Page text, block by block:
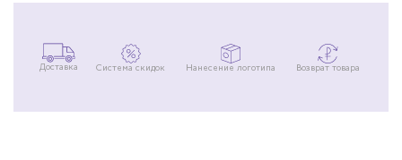
Доставка Система скидок Нанесение логотипа Возврат товара